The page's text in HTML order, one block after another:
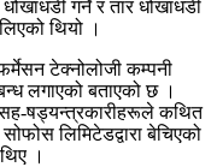
गर्ने र तार धोखाधडी
थियो ।
टेक्नोलोजी कम्पनी
लगाएको बताएको छ ।
षड्यन्त्रकारीहरूले कथित
लिमिटेडद्वारा बेचिएको
।